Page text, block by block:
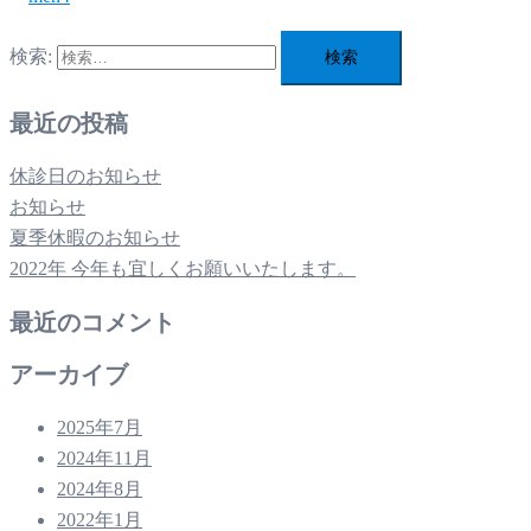
検索:
最近の投稿
休診日のお知らせ
お知らせ
夏季休暇のお知らせ
2022年 今年も宜しくお願いいたします。
最近のコメント
アーカイブ
2025年7月
2024年11月
2024年8月
2022年1月